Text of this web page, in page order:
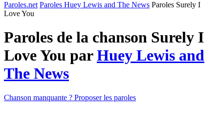
Paroles.net Paroles Huey Lewis and The News Paroles Surely I
Love You
Paroles de la chanson Surely I
Love You parHuey Lewis and
The News
Chanson manquante ? Proposer les paroles